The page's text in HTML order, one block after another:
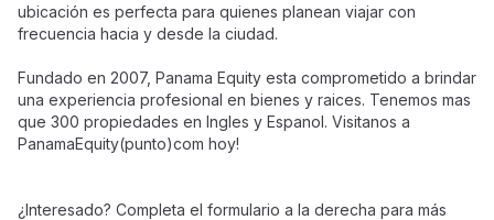
ubicación es perfecta para quienes planean viajar con
frecuencia hacia y desde la ciudad.
Fundado en 2007, Panama Equity esta comprometido a brindar
una experiencia profesional en bienes y raices. Tenemos mas
que 300 propiedades en Ingles y Espanol. Visitanos a
PanamaEquity(punto)com hoy!
¿Interesado? Completa el formulario a la derecha para más